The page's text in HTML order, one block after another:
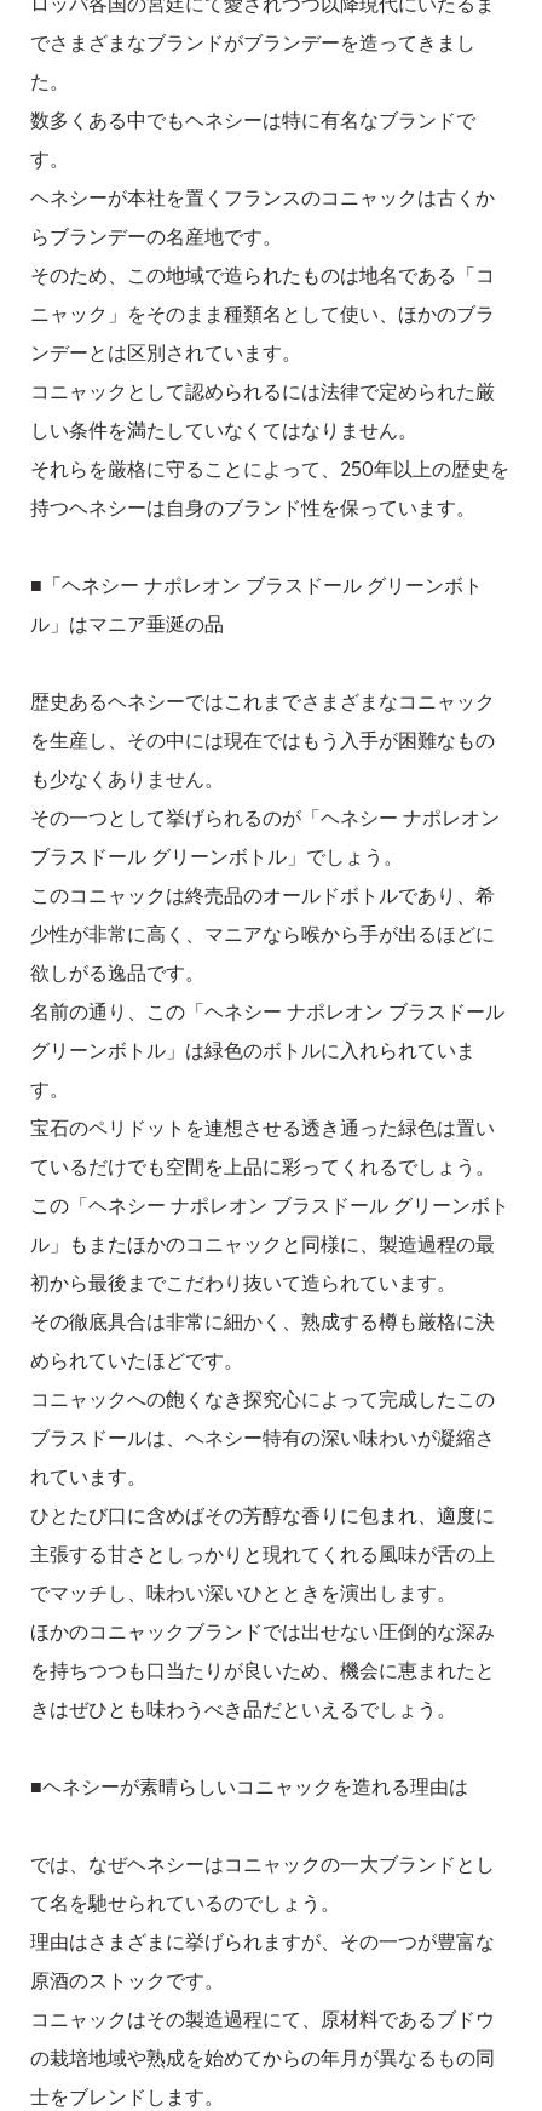
でさまざまなブランドがブランデーを造ってきまし
た。
数多くある中でもヘネシーは特に有名なブランドで
す。
ヘネシーが本社を置くフランスのコニャックは古くか
らブランデーの名産地です。
そのため、この地域で造られたものは地名である「コ
ニャック」をそのまま種類名として使い、ほかのブラ
ンデーとは区別されています。
コニャックとして認められるには法律で定められた厳
しい条件を満たしていなくてはなりません。
それらを厳格に守ることによって、250年以上の歴史を
持つヘネシーは自身のブランド性を保っています。
■「ヘネシー ナポレオン ブラスドール グリーンボト
ル」はマニア垂涎の品
歴史あるヘネシーではこれまでさまざまなコニャック
を生産し、その中には現在ではもう入手が困難なもの
も少なくありません。
その一つとして挙げられるのが「ヘネシー ナポレオン
ブラスドール グリーンボトル」でしょう。
このコニャックは終売品のオールドボトルであり、希
少性が非常に高く、マニアなら喉から手が出るほどに
欲しがる逸品です。
名前の通り、この「ヘネシー ナポレオン ブラスドール
グリーンボトル」は緑色のボトルに入れられていま
す。
宝石のペリドットを連想させる透き通った緑色は置い
ているだけでも空間を上品に彩ってくれるでしょう。
この「ヘネシー ナポレオン ブラスドール グリーンボト
ル」もまたほかのコニャックと同様に、製造過程の最
初から最後までこだわり抜いて造られています。
その徹底具合は非常に細かく、熟成する樽も厳格に決
められていたほどです。
コニャックへの飽くなき探究心によって完成したこの
ブラスドールは、ヘネシー特有の深い味わいが凝縮さ
れています。
ひとたび口に含めばその芳醇な香りに包まれ、適度に
主張する甘さとしっかりと現れてくれる風味が舌の上
でマッチし、味わい深いひとときを演出します。
ほかのコニャックブランドでは出せない圧倒的な深み
を持ちつつも口当たりが良いため、機会に恵まれたと
きはぜひとも味わうべき品だといえるでしょう。
■ヘネシーが素晴らしいコニャックを造れる理由は
では、なぜヘネシーはコニャックの一大ブランドとし
て名を馳せられているのでしょう。
理由はさまざまに挙げられますが、その一つが豊富な
原酒のストックです。
コニャックはその製造過程にて、原材料であるブドウ
の栽培地域や熟成を始めてからの年月が異なるもの同
士をブレンドします。